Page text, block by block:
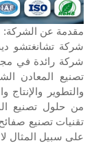
مقدمة عن
شركة تشانغتشو
شركة رائدة في
تصنيع المعادن
والتطوير
من حلول تصنيع
تقنيات تصنيع
على سبيل المثال